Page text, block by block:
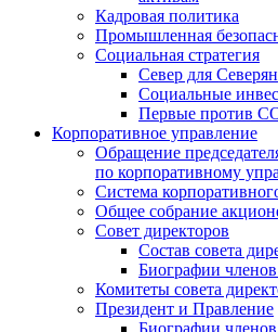
Кадровая политика
Промышленная
Социальная стратегия
Север для Северян
Социальные
Первые против
Корпоративное управление
Обращение
по корпоративному
Система
Общее собрание
Совет директоров
Состав совета
Биографии членов
Комитеты совета
Президент и Правление
Биографии